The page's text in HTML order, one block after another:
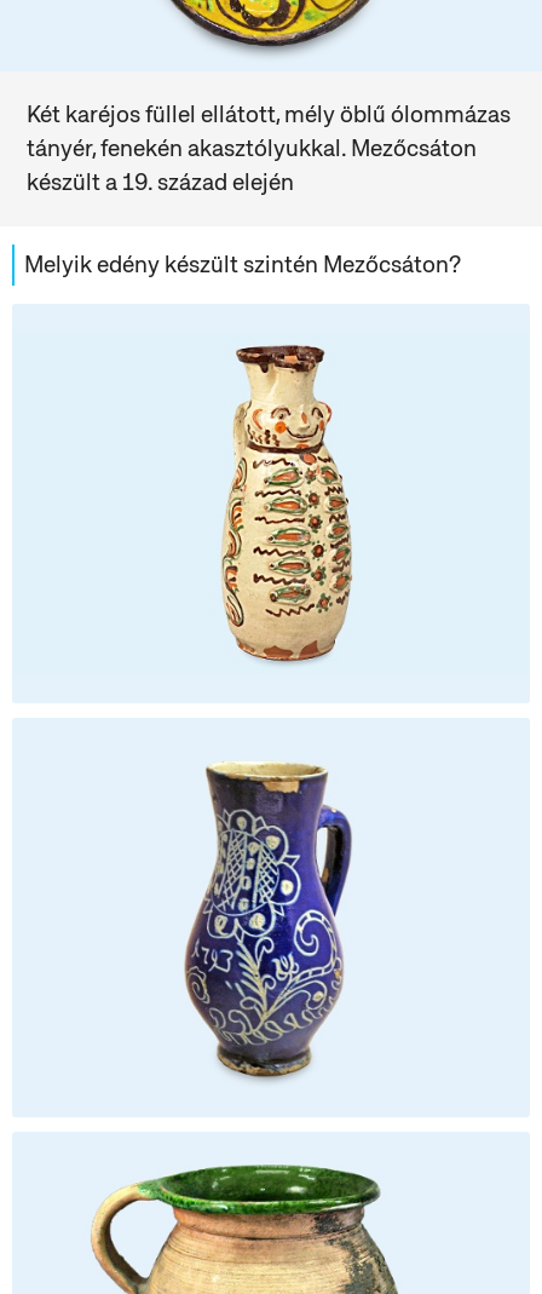
Két karéjos füllel ellátott, mély öblű ólommázas
tányér, fenekén akasztólyukkal. Mezőcsáton
készült a 19. század elején
Melyik edény készült szintén Mezőcsáton?